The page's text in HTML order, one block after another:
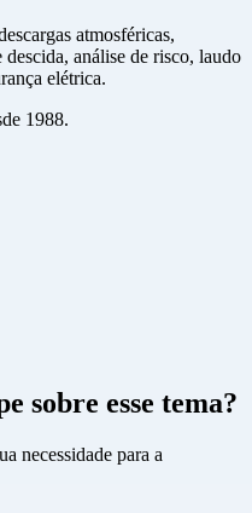
atmosféricas,
análise de risco, laudo
elétrica.
1988.
sobre esse tema?
necessidade para a